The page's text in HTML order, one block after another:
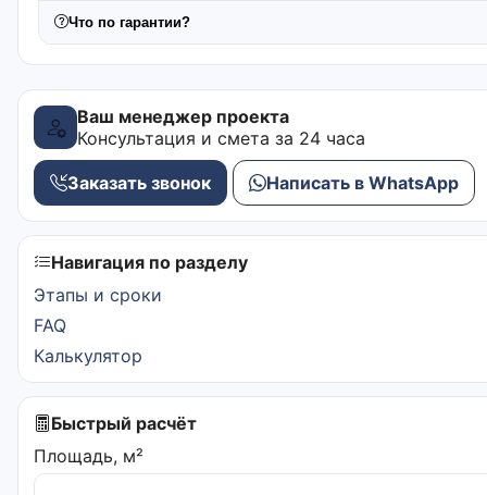
Что по гарантии?
Ваш менеджер проекта
Консультация и смета за 24 часа
Заказать звонок Написать в WhatsApp
Навигация по разделу
Этапы и сроки
FAQ
Калькулятор
Быстрый расчёт
Площадь, м²